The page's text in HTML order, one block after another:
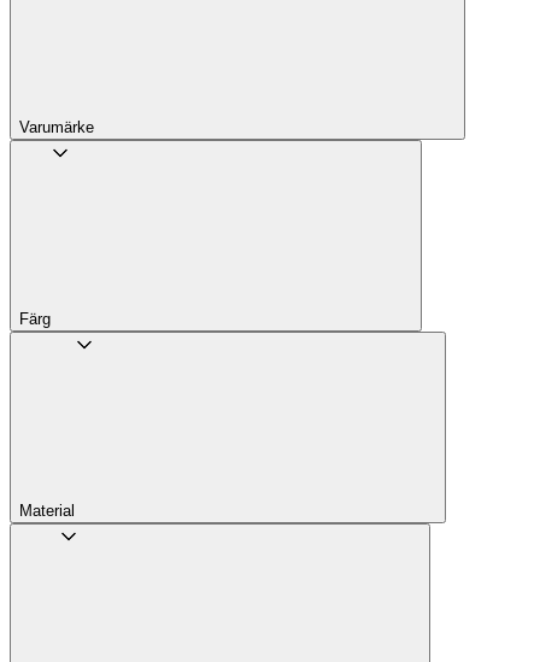
Varumärke
Färg
Material